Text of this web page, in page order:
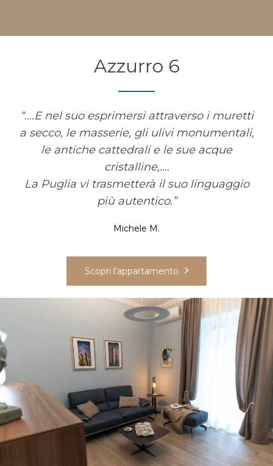
Azzurro 6
“….E nel suo esprimersi attraverso i muretti
a secco, le masserie, gli ulivi monumentali,
le antiche cattedrali e le sue acque
cristalline,….
La Puglia vi trasmetterà il suo linguaggio
più autentico.”
Michele M.
Scopri l'appartamento